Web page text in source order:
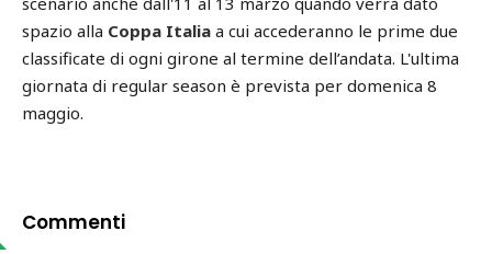
spazio alla Coppa Italia a cui accederanno le prime due
classificate di ogni girone al termine dell’andata. L'ultima
giornata di regular season è prevista per domenica 8
maggio.
Commenti